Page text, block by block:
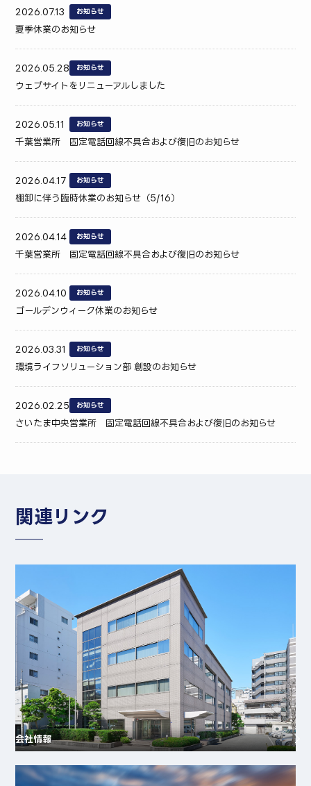
2026.07.13 お知らせ
夏季休業のお知らせ
2026.05.28 お知らせ
ウェブサイトをリニューアルしました
2026.05.11 お知らせ
千葉営業所 固定電話回線不具合および復旧のお知らせ
2026.04.17 お知らせ
棚卸に伴う臨時休業のお知らせ（5/16）
2026.04.14 お知らせ
千葉営業所 固定電話回線不具合および復旧のお知らせ
2026.04.10 お知らせ
ゴールデンウィーク休業のお知らせ
2026.03.31 お知らせ
環境ライフソリューション部 創設のお知らせ
2026.02.25 お知らせ
さいたま中央営業所 固定電話回線不具合および復旧のお知らせ
関連リンク
会社情報